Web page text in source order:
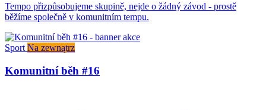
Tempo přizpůsobujeme skupině, nejde o žádný závod - prostě
běžíme společně v komunitním tempu.
Sport Na zewnątrz
Komunitní běh #16